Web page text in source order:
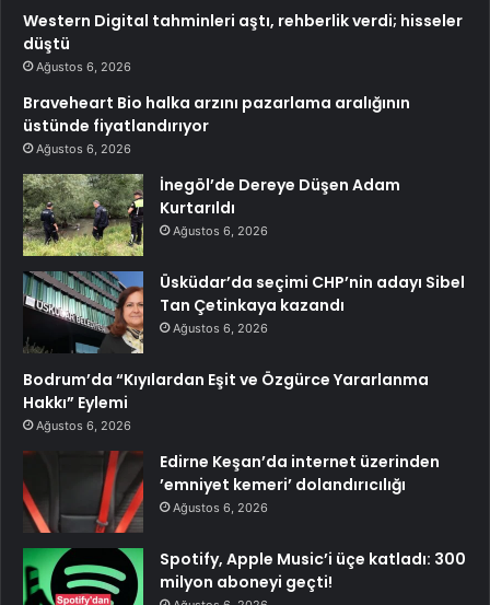
Western Digital tahminleri aştı, rehberlik verdi; hisseler
düştü
Ağustos 6, 2026
Braveheart Bio halka arzını pazarlama aralığının
üstünde fiyatlandırıyor
Ağustos 6, 2026
İnegöl’de Dereye Düşen Adam
Kurtarıldı
Ağustos 6, 2026
Üsküdar’da seçimi CHP’nin adayı Sibel
Tan Çetinkaya kazandı
Ağustos 6, 2026
Bodrum’da “Kıyılardan Eşit ve Özgürce Yararlanma
Hakkı” Eylemi
Ağustos 6, 2026
Edirne Keşan’da internet üzerinden
’emniyet kemeri’ dolandırıcılığı
Ağustos 6, 2026
Spotify, Apple Music’i üçe katladı: 300
milyon aboneyi geçti!